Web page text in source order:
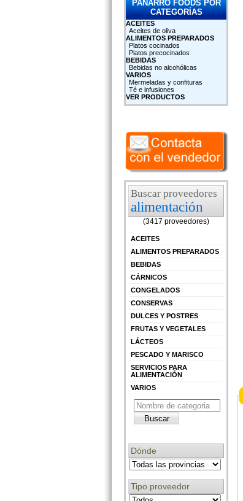
PANARRO FOODS POR
CATEGORÍAS
ACEITES
Aceites de oliva
ALIMENTOS PREPARADOS
Platos cocinados
Platos precocinados
BEBIDAS
Bebidas no alcohólicas
VARIOS
Mermeladas y confituras
Té e infusiones
VER PRODUCTOS
Buscar proveedores
alimentación
(3417 proveedores)
ACEITES
ALIMENTOS PREPARADOS
BEBIDAS
CÁRNICOS
CONGELADOS
CONSERVAS
DULCES Y POSTRES
FRUTAS Y VEGETALES
LÁCTEOS
PESCADO Y MARISCO
SERVICIOS PARA
ALIMENTACIÓN
VARIOS
Dónde
Tipo proveedor